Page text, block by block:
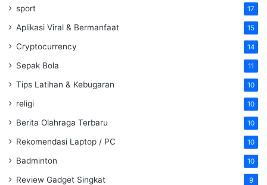
sport 17
Aplikasi Viral & Bermanfaat 15
Cryptocurrency 14
Sepak Bola 11
Tips Latihan & Kebugaran 10
religi 10
Berita Olahraga Terbaru 10
Rekomendasi Laptop / PC 10
Badminton 10
Review Gadget Singkat 9